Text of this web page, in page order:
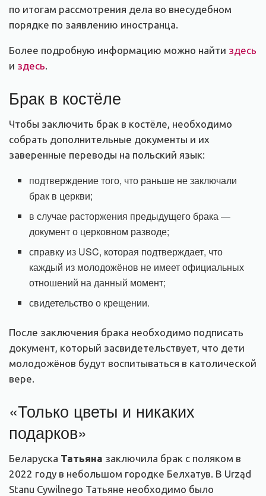
по итогам рассмотрения дела во внесудебном
порядке по заявлению иностранца.
Более подробную информацию можно найти здесь
и здесь.
Брак в костёле
Чтобы заключить брак в костёле, необходимо
собрать дополнительные документы и их
заверенные переводы на польский язык:
подтверждение того, что раньше не заключали
брак в церкви;
в случае расторжения предыдущего брака —
документ о церковном разводе;
справку из USC, которая подтверждает, что
каждый из молодожёнов не имеет официальных
отношений на данный момент;
свидетельство о крещении.
После заключения брака необходимо подписать
документ, который засвидетельствует, что дети
молодожёнов будут воспитываться в католической
вере.
«Только цветы и никаких
подарков»
Беларуска Татьяна заключила брак с поляком в
2022 году в небольшом городке Белхатув. В Urząd
Stanu Cywilnego Татьяне необходимо было